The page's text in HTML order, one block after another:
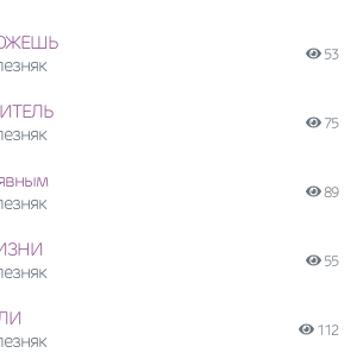
53
75
89
55
112